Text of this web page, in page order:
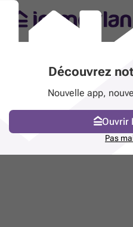
Découvrez
Nouvelle app,
Ouvrir
Pas